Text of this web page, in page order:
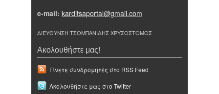
e-mail: karditsaportal@gmail.com
ΔΙΕΥΘΥΝΣΗ ΤΣΟΜΠΑΝΙΔΗΣ ΧΡΥΣΟΣΤΟΜΟΣ
Ακολουθήστε μας!
Γίνετε συνδρομητές στο RSS Feed
Ακολουθήστε μας στο Twitter